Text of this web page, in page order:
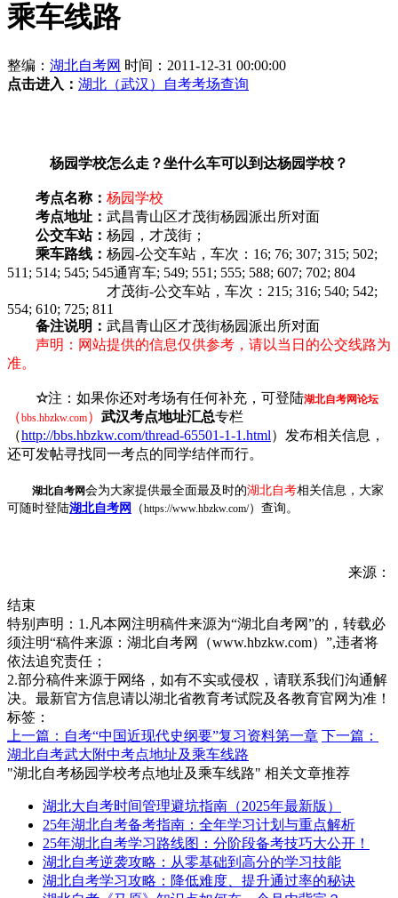
乘车线路
整编： 湖北自考网 时间：2011-12-31 00:00:00
点击进入： 湖北（武汉）自考考场查询
杨园学校怎么走？坐什么车可以到达杨园学校？
考点名称： 杨园学校
考点地址： 武昌青山区才茂街杨园派出所对面
公交车站： 杨园，才茂街；
乘车路线： 杨园-公交车站，车次：16; 76; 307; 315; 502;
511; 514; 545; 545通宵车; 549; 551; 555; 588; 607; 702; 804
才茂街-公交车站，车次：215; 316; 540; 542;
554; 610; 725; 811
备注说明： 武昌青山区才茂街杨园派出所对面
声明：网站提供的信息仅供参考，请以当日的公交线路为
准。
☆注：如果你还对考场有任何补充，可登陆湖北自考网论坛
（bbs.hbzkw.com） 武汉考点地址汇总专栏
（http://bbs.hbzkw.com/thread-65501-1-1.html）发布相关信息，
还可发帖寻找同一考点的同学结伴而行。
湖北自考网会为大家提供最全面最及时的湖北自考相关信息，大家
可随时登陆湖北自考网 （https://www.hbzkw.com/）查询。
来源：
结束
特别声明：1.凡本网注明稿件来源为“湖北自考网”的，转载必
须注明“稿件来源：湖北自考网（www.hbzkw.com）”,违者将
依法追究责任；
2.部分稿件来源于网络，如有不实或侵权，请联系我们沟通解
决。最新官方信息请以湖北省教育考试院及各教育官网为准！
标签：
上一篇：自考“中国近现代史纲要”复习资料第一章 下一篇：
湖北自考武大附中考点地址及乘车线路
"湖北自考杨园学校考点地址及乘车线路" 相关文章推荐
湖北大自考时间管理避坑指南（2025年最新版）
25年湖北自考备考指南：全年学习计划与重点解析
25年湖北自考学习路线图：分阶段备考技巧大公开！
湖北自考逆袭攻略：从零基础到高分的学习技能
湖北自考学习攻略：降低难度、提升通过率的秘诀